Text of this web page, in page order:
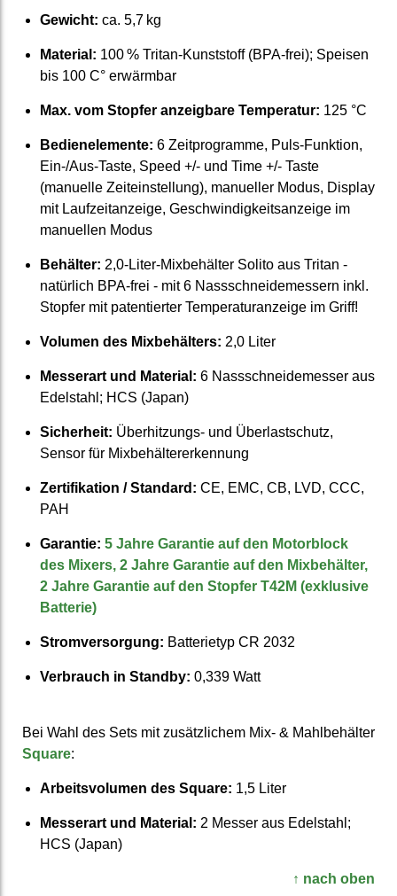
Gewicht: ca. 5,7 kg
Material: 100 % Tritan-Kunst­stoff (BPA-frei); Speisen
bis 100 C° erwärmbar
Max. vom Stopfer anzeig­bare Temperatur: 125 °C
Bedien­elemente: 6 Zeit­programme, Puls-Funktion,
Ein-/Aus-Taste, Speed +/- und Time +/- Taste
(manuelle Zeit­ein­stellung), manueller Modus, Display
mit Lauf­zeit­anzeige, Ge­schwindig­keits­anzeige im
manuellen Modus
Behälter: 2,0-Liter-Mix­behälter Solito aus Tritan -
natürlich BPA-frei - mit 6 Nass­schneide­messern inkl.
Stopfer mit paten­tierter Temperatur­anzeige im Griff!
Volumen des Mix­behälters: 2,0 Liter
Messerart und Material: 6 Nass­schneide­messer aus
Edelstahl; HCS (Japan)
Sicher­heit: Über­hitzungs- und Über­last­schutz,
Sensor für Mix­behälter­erkennung
Zertifi­kation / Standard: CE, EMC, CB, LVD, CCC,
PAH
Garantie: 5 Jahre Garantie auf den Motor­block
des Mixers, 2 Jahre Garantie auf den Mix­behälter,
2 Jahre Garantie auf den Stopfer T42M (exklusive
Batterie)
Strom­ver­sorgung: Batterie­typ CR 2032
Verbrauch in Standby: 0,339 Watt
Bei Wahl des Sets mit zusätz­lichem Mix- & Mahl­behälter
Square:
Arbeits­volumen des Square: 1,5 Liter
Messerart und Material: 2 Messer aus Edelstahl;
HCS (Japan)
↑ nach oben